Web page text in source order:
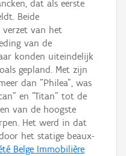
dat als eerste
Beide
van het
van de
konden uiteindelijk
gepland. Met zijn
dan "Philea", was
en "Titan" tot de
van de hoogste
Het werd in dat
het statige beaux-
Belge Immobilière